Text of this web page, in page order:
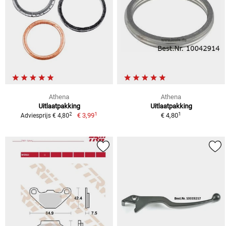
Athena
Uitlaatpakking
Adviesprijs € 4,802 € 3,991
Athena
Uitlaatpakking
€ 4,801